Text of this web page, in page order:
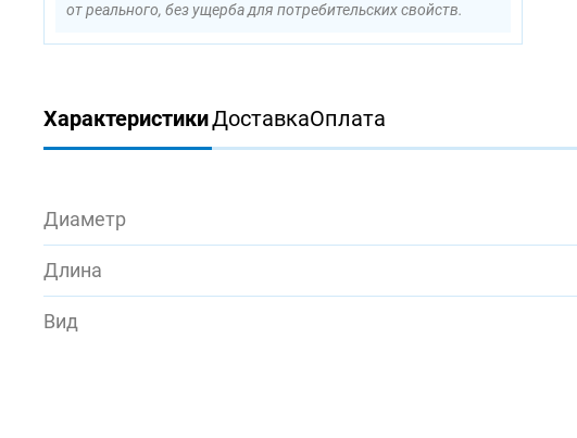
от реального, без ущерба для потребительских свойств.
ХарактеристикиДоставкаОплата
Диаметр
Длина
Вид